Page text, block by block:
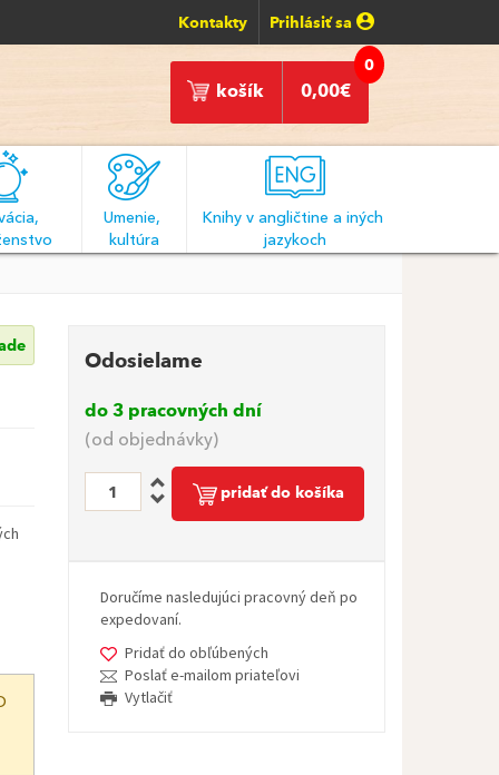
Kontakty Prihlásiť sa
0
0,00€
košík
Umenie,
kultúra
Knihy v angličtine a iných
jazykoch
Odosielame
do 3 pracovných dní
(od objednávky)
pridať do košíka
Doručíme nasledujúci pracovný deň po
expedovaní.
Pridať do obľúbených
Poslať e-mailom priateľovi
Vytlačiť